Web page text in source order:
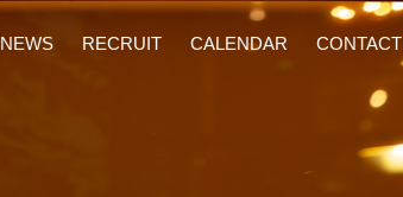
インを気軽に楽しんでください。
NEWS RECRUIT CALENDAR CONTACT